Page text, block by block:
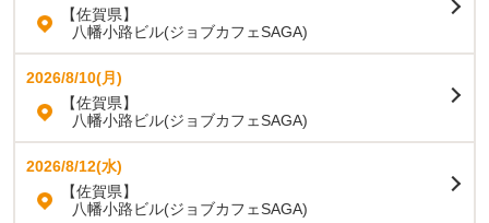
【佐賀県】
八幡小路ビル(ジョブカフェSAGA)
2026/8/10(月)
【佐賀県】
八幡小路ビル(ジョブカフェSAGA)
2026/8/12(水)
【佐賀県】
八幡小路ビル(ジョブカフェSAGA)